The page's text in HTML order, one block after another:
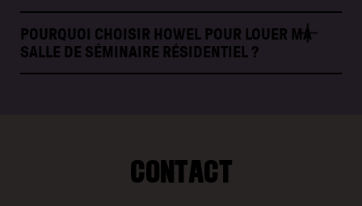
POURQUOI CHOISIR HOWEL POUR LOUER MA
SALLE DE SÉMINAIRE RÉSIDENTIEL ?
CONTACT